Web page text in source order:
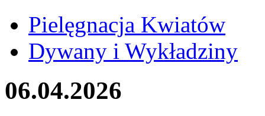
Pielęgnacja Kwiatów
Dywany i Wykładziny
06.04.2026